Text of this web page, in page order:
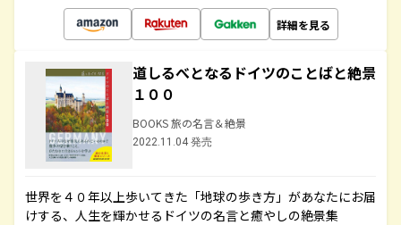
詳細を見る
道しるべとなるドイツのことばと絶景
１００
BOOKS 旅の名言＆絶景
2022.11.04 発売
世界を４０年以上歩いてきた「地球の歩き方」があなたにお届
けする、人生を輝かせるドイツの名言と癒やしの絶景集